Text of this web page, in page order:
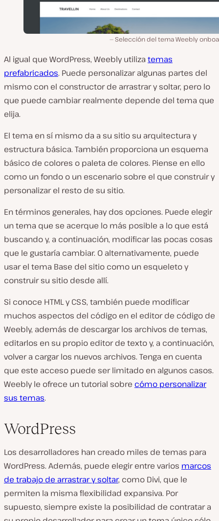
Selección del tema Weebly
Al igual que WordPress, Weebly utiliza temas
prefabricados. Puede personalizar algunas partes del
mismo con el constructor de arrastrar y soltar, pero lo
que puede cambiar realmente depende del tema que
elija.
El tema en sí mismo da a su sitio su arquitectura y
estructura básica. También proporciona un esquema
básico de colores o paleta de colores. Piense en ello
como un fondo o un escenario sobre el que construir y
personalizar el resto de su sitio.
En términos generales, hay dos opciones. Puede elegir
un tema que se acerque lo más posible a lo que está
buscando y, a continuación, modificar las pocas cosas
que le gustaría cambiar. O alternativamente, puede
usar el tema Base del sitio como un esqueleto y
construir su sitio desde allí.
Si conoce HTML y CSS, también puede modificar
muchos aspectos del código en el editor de código de
Weebly, además de descargar los archivos de temas,
editarlos en su propio editor de texto y, a continuación,
volver a cargar los nuevos archivos. Tenga en cuenta
que este acceso puede ser limitado en algunos casos.
Weebly le ofrece un tutorial sobre cómo personalizar
sus temas.
WordPress
Los desarrolladores han creado miles de temas para
WordPress. Además, puede elegir entre varios marcos
de trabajo de arrastrar y soltar, como Divi, que le
permiten la misma flexibilidad expansiva. Por
supuesto, siempre existe la posibilidad de contratar a